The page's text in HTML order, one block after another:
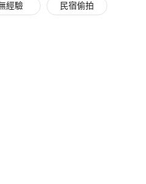
經驗 民宿偷拍